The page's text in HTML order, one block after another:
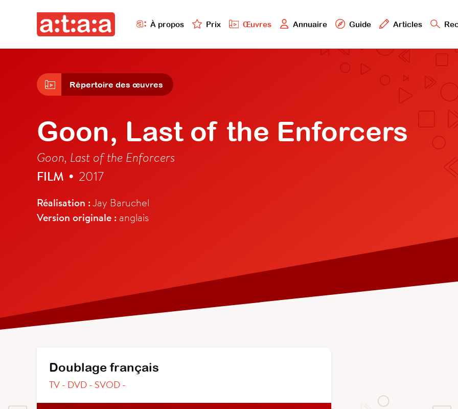
À propos Prix Œuvres Annuaire Guide Articles
Répertoire des œuvres
Goon, Last of the Enforcers
Goon, Last of the Enforcers
FILM • 2017
Réalisation :Jay Baruchel
Version originale : anglais
Doublage français
TV - DVD - SVOD -